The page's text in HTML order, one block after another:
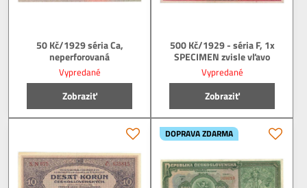
50 Kč/1929 séria Ca,
neperforovaná
Vypredané
Zobraziť
500 Kč/1929 - séria F, 1x
SPECIMEN zvisle vľavo
Vypredané
Zobraziť
DOPRAVA ZDARMA